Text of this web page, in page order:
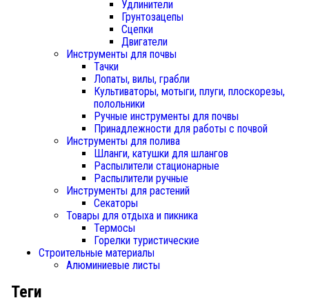
Удлинители
Грунтозацепы
Сцепки
Двигатели
Инструменты для почвы
Тачки
Лопаты, вилы, грабли
Культиваторы, мотыги, плуги, плоскорезы,
полольники
Ручные инструменты для почвы
Принадлежности для работы с почвой
Инструменты для полива
Шланги, катушки для шлангов
Распылители стационарные
Распылители ручные
Инструменты для растений
Секаторы
Товары для отдыха и пикника
Термосы
Горелки туристические
Строительные материалы
Алюминиевые листы
Теги